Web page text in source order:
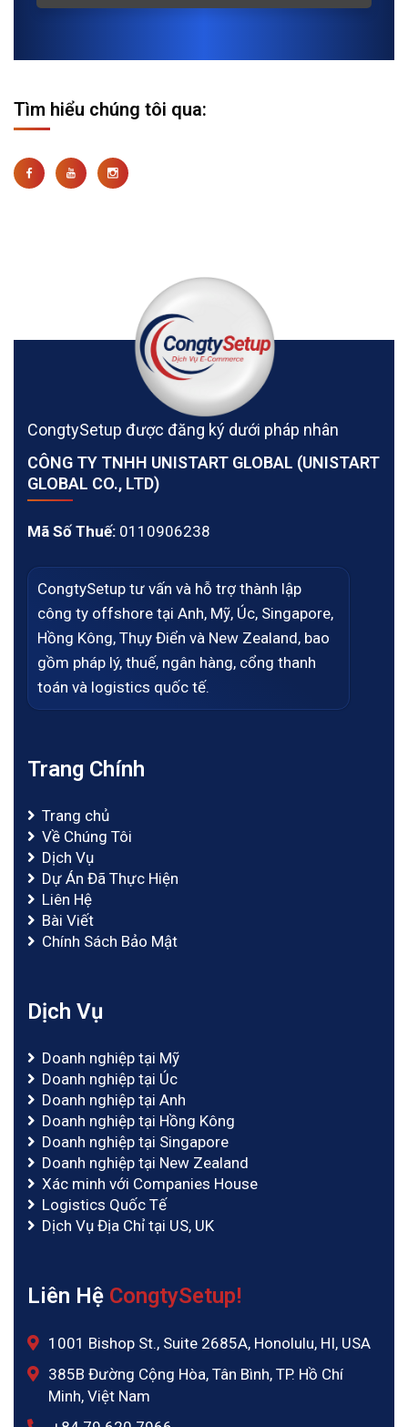
Tìm hiểu chúng tôi qua:
CongtySetup được đăng ký dưới pháp nhân
CÔNG TY TNHH UNISTART GLOBAL (UNISTART
GLOBAL CO., LTD)
Mã Số Thuế: 0110906238
CongtySetup tư vấn và hỗ trợ thành lập
công ty offshore tại Anh, Mỹ, Úc, Singapore,
Hồng Kông, Thụy Điển và New Zealand, bao
gồm pháp lý, thuế, ngân hàng, cổng thanh
toán và logistics quốc tế.
Trang Chính
Trang chủ
Về Chúng Tôi
Dịch Vụ
Dự Án Đã Thực Hiện
Liên Hệ
Bài Viết
Chính Sách Bảo Mật
Dịch Vụ
Doanh nghiệp tại Mỹ
Doanh nghiệp tại Úc
Doanh nghiệp tại Anh
Doanh nghiệp tại Hồng Kông
Doanh nghiệp tại Singapore
Doanh nghiệp tại New Zealand
Xác minh với Companies House
Logistics Quốc Tế
Dịch Vụ Địa Chỉ tại US, UK
Liên Hệ CongtySetup!
1001 Bishop St., Suite 2685A, Honolulu, HI, USA
385B Đường Cộng Hòa, Tân Bình, TP. Hồ Chí
Minh, Việt Nam